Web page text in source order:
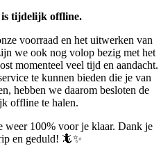
is tijdelijk offline.
voorraad en het uitwerken van
we ook nog volop bezig met het
momenteel veel tijd en aandacht.
te kunnen bieden die je van
hebben we daarom besloten de
offline te halen.
weer 100% voor je klaar. Dank je
en geduld! 🦎✨